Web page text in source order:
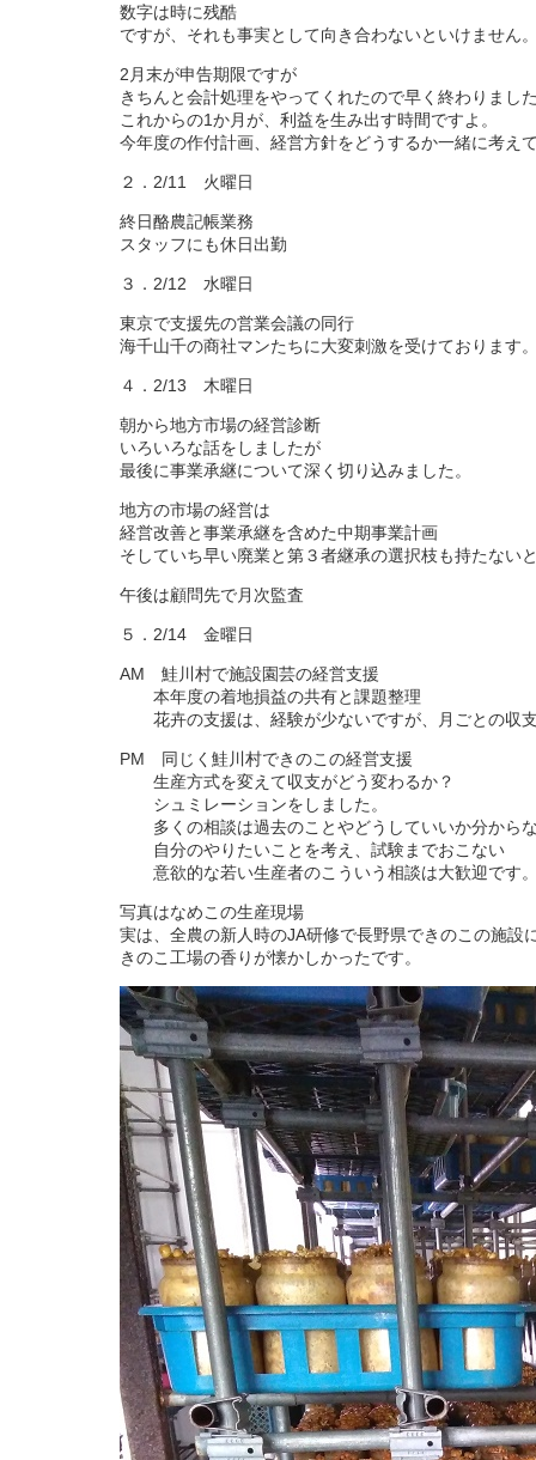
数字は時に残酷
ですが、それも事実として向き合わないといけません
2月末が申告期限ですが
きちんと会計処理をやってくれたので早く終わりまし
これからの1か月が、利益を生み出す時間ですよ。
今年度の作付計画、経営方針をどうするか一緒に考え
２．2/11 火曜日
終日酪農記帳業務
スタッフにも休日出勤
３．2/12 水曜日
東京で支援先の営業会議の同行
海千山千の商社マンたちに大変刺激を受けております
４．2/13 木曜日
朝から地方市場の経営診断
いろいろな話をしましたが
最後に事業承継について深く切り込みました。
地方の市場の経営は
経営改善と事業承継を含めた中期事業計画
そしていち早い廃業と第３者継承の選択枝も持たない
午後は顧問先で月次監査
５．2/14 金曜日
AM 鮭川村で施設園芸の経営支援
本年度の着地損益の共有と課題整理
花卉の支援は、経験が少ないですが、月ごとの収
PM 同じく鮭川村できのこの経営支援
生産方式を変えて収支がどう変わるか？
シュミレーションをしました。
多くの相談は過去のことやどうしていいか分から
自分のやりたいことを考え、試験までおこない
意欲的な若い生産者のこういう相談は大歓迎です
写真はなめこの生産現場
実は、全農の新人時のJA研修で長野県できのこの施設
きのこ工場の香りが懐かしかったです。